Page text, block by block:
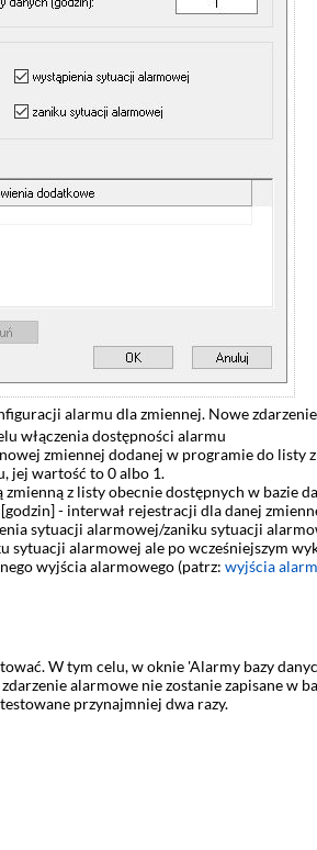
alarmu dla zmiennej. Nowe
włączenia dostępności alarmu
zmiennej dodanej w programie do
jej wartość to 0 albo 1.
z listy obecnie dostępnych w bazie
- interwał rejestracji dla danej
sytuacji alarmowej/zaniku sytuacji
sytuacji alarmowej ale po wcześniejszym
wyjścia alarmowego (patrz: wyjścia
W tym celu, w oknie 'Alarmy bazy
alarmowe nie zostanie zapisane w
przynajmniej dwa razy.